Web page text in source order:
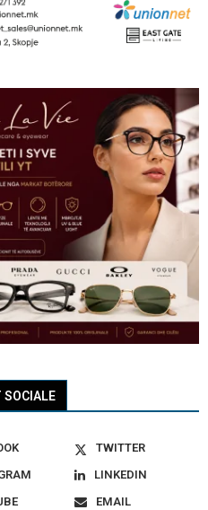
SOCIALE
TWITTER
LINKEDIN
EMAIL